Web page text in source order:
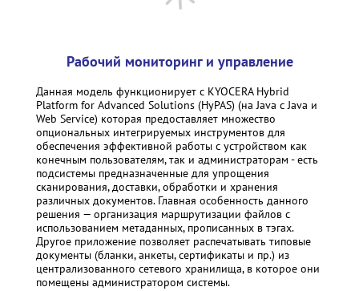
Рабочий мониторинг и управление
Данная модель функционирует с KYOCERAHybrid
Platform for Advanced Solutions (HyPAS) (на Java с Java и
Web Service) которая предоставляет множество
опциональных интегрируемых инструментов для
обеспечения эффективной работы с устройством как
конечным пользователям, так и администраторам - есть
подсистемы предназначенные для упрощения
сканирования, доставки, обработки и хранения
различных документов. Главная особенность данного
решения — организация маршрутизации файлов с
использованием метаданных, прописанных в тэгах.
Другое приложение позволяет распечатывать типовые
документы (бланки, анкеты, сертификаты и пр.) из
централизованного сетевого хранилища, в которое они
помещены администратором системы.